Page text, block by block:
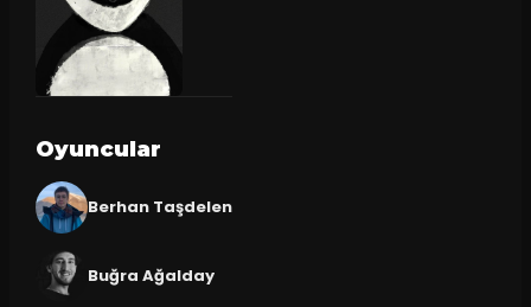
Oyuncular
Berhan Taşdelen
Buğra Ağalday